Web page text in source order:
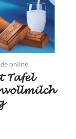
online
Tafel